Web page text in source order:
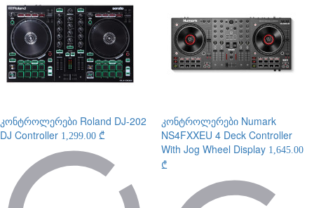
კონტროლერები Roland DJ-202
DJ Controller 1,299.00 ₾
კონტროლერები Numark
NS4FXXEU 4 Deck Controller
With Jog Wheel Display 1,645.00
₾